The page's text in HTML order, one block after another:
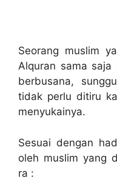
Seorang muslim
Alquran sama
berbusana,
tidak perlu ditiru
menyukainya.
Sesuai dengan
oleh muslim yang
ra :